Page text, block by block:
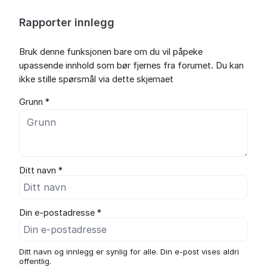
Rapporter innlegg
Bruk denne funksjonen bare om du vil påpeke
upassende innhold som bør fjernes fra forumet. Du kan
ikke stille spørsmål via dette skjemaet
Grunn *
Ditt navn *
Din e-postadresse *
Ditt navn og innlegg er synlig for alle. Din e-post vises aldri
offentlig.